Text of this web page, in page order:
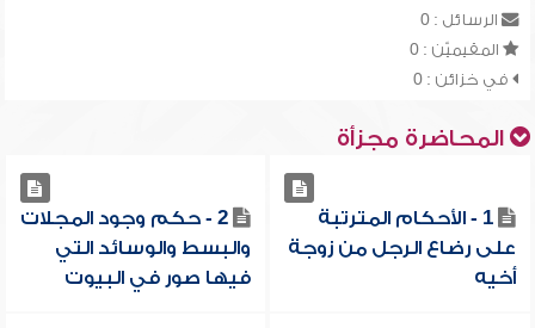
الرسائل : 0
المقيميّن : 0
في خزائن : 0
المحاضرة مجزأة
1 - الأحكام المترتبة
على رضاع الرجل من زوجة
أخيه
2 - حكم وجود المجلات
والبسط والوسائد التي
فيها صور في البيوت